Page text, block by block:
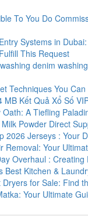
To You Do
Systems in
This Request
denim
Techniques You
MB Kết Quả Xổ Số
A Tiefling
Powder Direct
2026 Jerseys : Your
Removal: Your
Overhaul : Creating
Best Kitchen &
Dryers for Sale: Find
Your Ultimate